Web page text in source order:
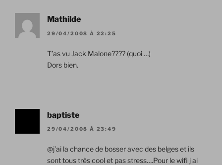
Mathilde
29/04/2008 À 22:25
T’as vu Jack Malone???? (quoi …)
Dors bien.
baptiste
29/04/2008 À 23:49
@j’ai la chance de bosser avec des belges et ils
sont tous très cool et pas stress….Pour le wifi j ai